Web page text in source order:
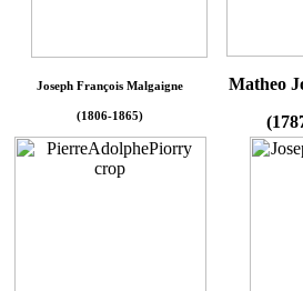
Joseph François Malgaigne
(1806-1865)
Matheo